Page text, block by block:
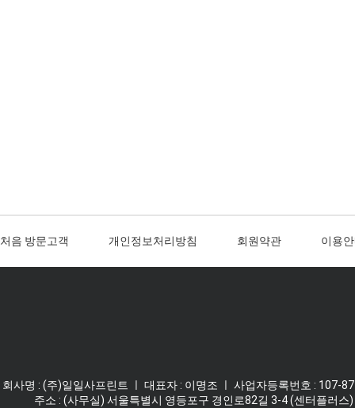
처음 방문고객 개인정보처리방침 회원약관 이용
회사명 : (주)일일사프린트 ㅣ 대표자 : 이명조 ㅣ 사업자등록번호 :
주소 : (사무실) 서울특별시 영등포구 경인로82길 3-4 (센터플러